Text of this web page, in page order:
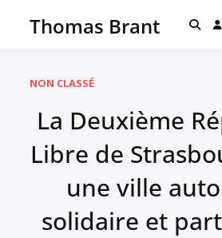
Thomas Brant
NON CLASSÉ
La Deuxième
Libre de
une ville
solidaire et